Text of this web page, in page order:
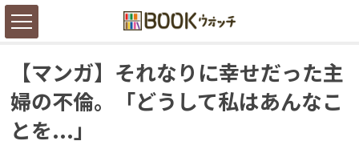
【マンガ】それなりに幸せだった主
婦の不倫。「どうして私はあんなこ
とを...」